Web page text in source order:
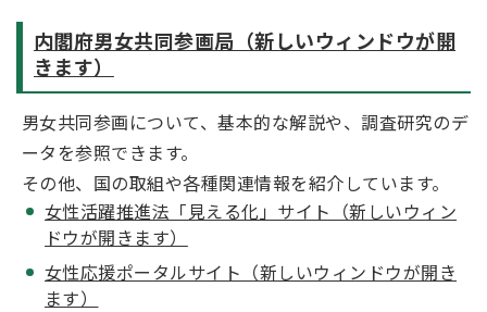
内閣府男女共同参画局（新しいウィンドウが開
きます）
男女共同参画について、基本的な解説や、調査研究のデ
ータを参照できます。
その他、国の取組や各種関連情報を紹介しています。
女性活躍推進法「見える化」サイト（新しいウィン
ドウが開きます）
女性応援ポータルサイト（新しいウィンドウが開き
ます）